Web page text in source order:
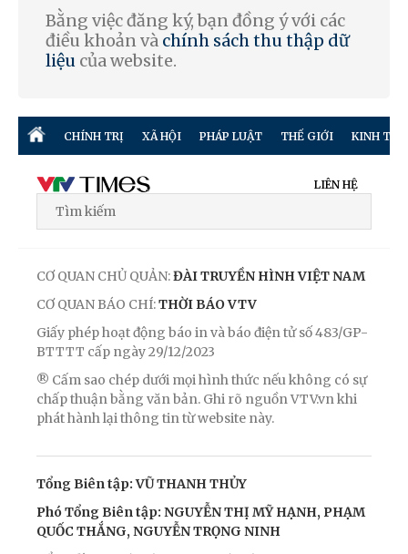
Bằng việc đăng ký, bạn đồng ý với các
điều khoản và chính sách thu thập dữ
liệu của website.
CHÍNH TRỊ XÃ HỘI PHÁP LUẬT THẾ GIỚI KINH TẾ
LIÊN HỆ
CƠ QUAN CHỦ QUẢN:ĐÀI TRUYỀN HÌNH VIỆT NAM
CƠ QUAN BÁO CHÍ:THỜI BÁO VTV
Giấy phép hoạt động báo in và báo điện tử số 483/GP-
BTTTT cấp ngày 29/12/2023
® Cấm sao chép dưới mọi hình thức nếu không có sự
chấp thuận bằng văn bản. Ghi rõ nguồn VTV.vn khi
phát hành lại thông tin từ website này.
Tổng Biên tập: VŨ THANH THỦY
Phó Tổng Biên tập: NGUYỄN THỊ MỸ HẠNH, PHẠM
QUỐC THẮNG, NGUYỄN TRỌNG NINH